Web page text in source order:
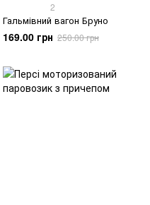
2
Гальмівний вагон Бруно
169.00 грн 250.00 грн